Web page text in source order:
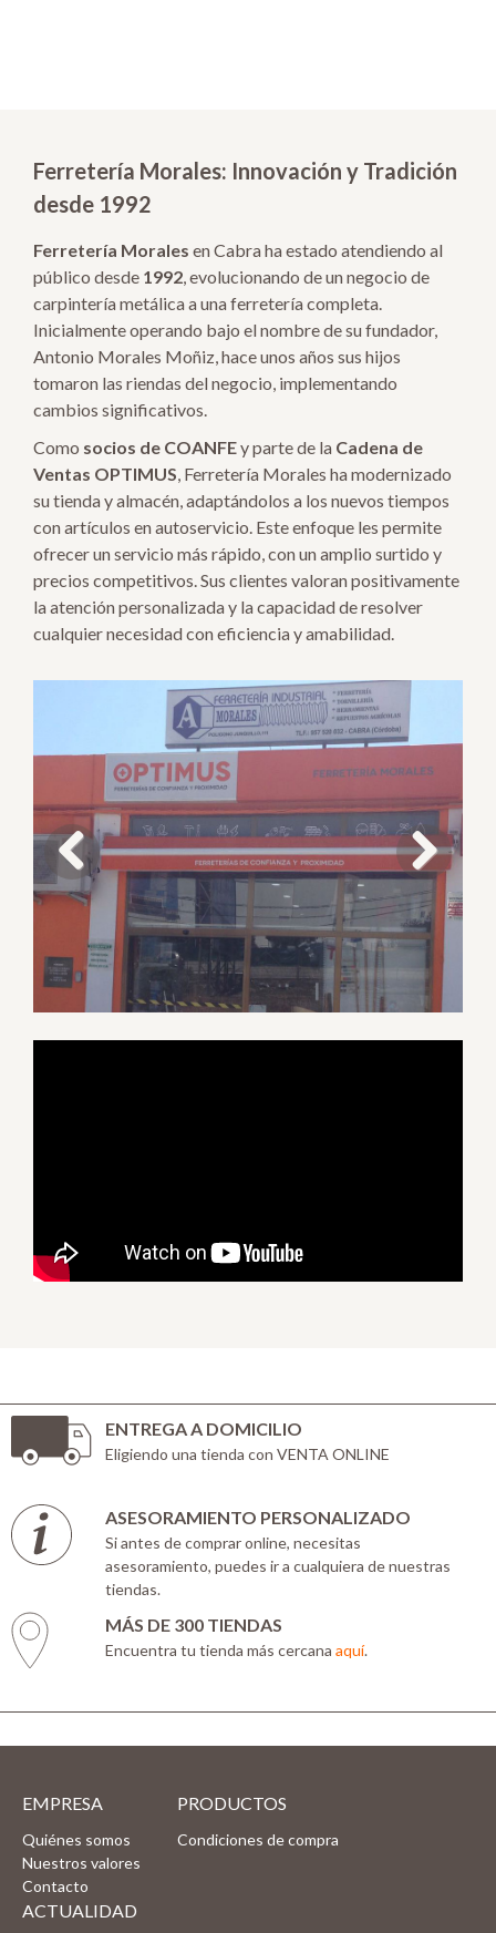
Ferretería Morales: Innovación y Tradición
desde 1992
Ferretería Morales en Cabra ha estado atendiendo al
público desde 1992 , evolucionando de un negocio de
carpintería metálica a una ferretería completa.
Inicialmente operando bajo el nombre de su fundador,
Antonio Morales Moñiz, hace unos años sus hijos
tomaron las riendas del negocio, implementando
cambios significativos.
Como socios de COANFEy parte de la Cadena de
Ventas OPTIMUS , Ferretería Morales ha modernizado
su tienda y almacén, adaptándolos a los nuevos tiempos
con artículos en autoservicio. Este enfoque les permite
ofrecer un servicio más rápido, con un amplio surtido y
precios competitivos. Sus clientes valoran positivamente
la atención personalizada y la capacidad de resolver
cualquier necesidad con eficiencia y amabilidad.
ENTREGA A DOMICILIO
Eligiendo una tienda con VENTA ONLINE
ASESORAMIENTO PERSONALIZADO
Si antes de comprar online, necesitas
asesoramiento, puedes ir a cualquiera de nuestras
tiendas.
MÁS DE 300 TIENDAS
Encuentra tu tienda más cercana aquí.
EMPRESA
Quiénes somos
Nuestros valores
Contacto
PRODUCTOS
Condiciones de compra
ACTUALIDAD